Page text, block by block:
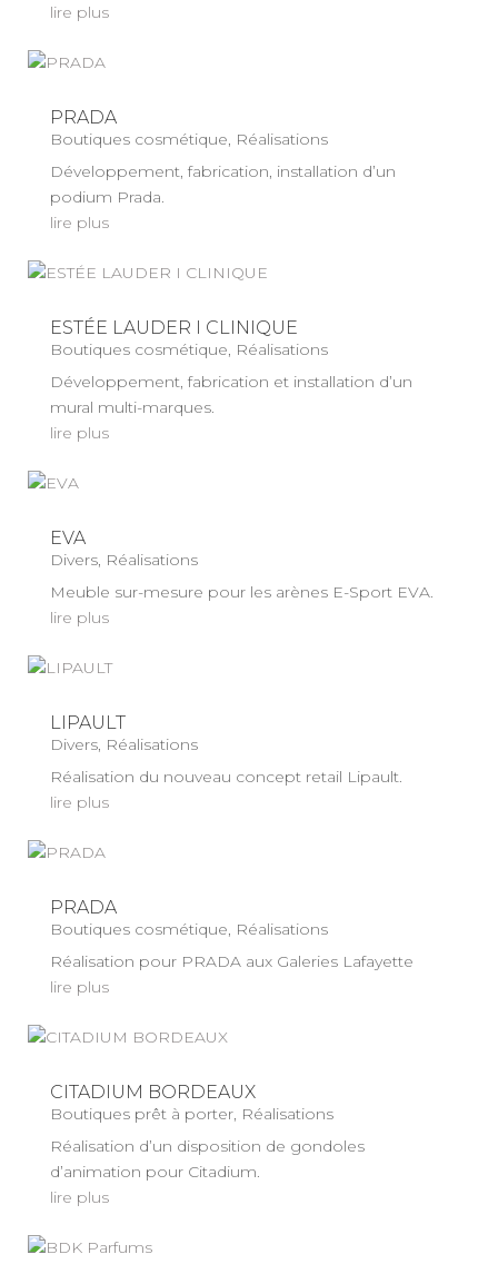
lire plus
PRADA
Boutiques cosmétique, Réalisations
Développement, fabrication, installation d’un
podium Prada.
lire plus
ESTÉE LAUDER I CLINIQUE
Boutiques cosmétique, Réalisations
Développement, fabrication et installation d’un
mural multi-marques.
lire plus
EVA
Divers, Réalisations
Meuble sur-mesure pour les arènes E-Sport EVA.
lire plus
LIPAULT
Divers, Réalisations
Réalisation du nouveau concept retail Lipault.
lire plus
PRADA
Boutiques cosmétique, Réalisations
Réalisation pour PRADA aux Galeries Lafayette
lire plus
CITADIUM BORDEAUX
Boutiques prêt à porter, Réalisations
Réalisation d’un disposition de gondoles
d’animation pour Citadium.
lire plus